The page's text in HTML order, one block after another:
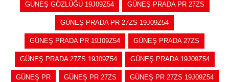
GÜNEŞ GÖZLÜĞÜ 19J09Z54 GÜNEŞ PRADA PR 27ZS
GÜNEŞ PRADA PR 27ZS 19J09Z54
GÜNEŞ PRADA PR 19J09Z54 GÜNEŞ PRADA 27ZS
GÜNEŞ PRADA 27ZS 19J09Z54 GÜNEŞ PRADA 19J09Z54
GÜNEŞ PR GÜNEŞ PR 27ZS GÜNEŞ PR 27ZS 19J09Z54